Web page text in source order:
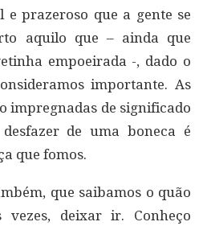
e prazeroso que a gente se
aquilo que – ainda que
empoeirada -, dado o
importante. As
impregnadas de significado
de uma boneca é
que fomos.
que saibamos o quão
vezes, deixar ir. Conheço